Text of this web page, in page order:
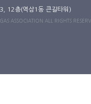
12층(역삼1동 큰길타워)
ASSOCIATION ALL RIGHTS